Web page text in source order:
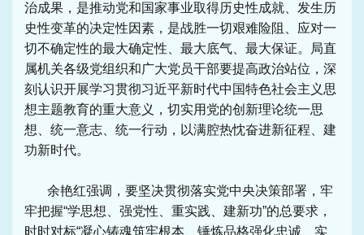
治成果，是推动党和国家事业取得历史性成就、发生历
史性变革的决定性因素，是战胜一切艰难险阻、应对一
切不确定性的最大确定性、最大底气、最大保证。局直
属机关各级党组织和广大党员干部要提高政治站位，深
刻认识开展学习贯彻习近平新时代中国特色社会主义思
想主题教育的重大意义，切实用党的创新理论统一思
想、统一意志、统一行动，以满腔热忱奋进新征程、建
功新时代。
余艳红强调，要坚决贯彻落实党中央决策部署，牢
牢把握“学思想、强党性、重实践、建新功”的总要求，
时时对标“凝心铸魂筑牢根本、锤炼品格强化忠诚、实